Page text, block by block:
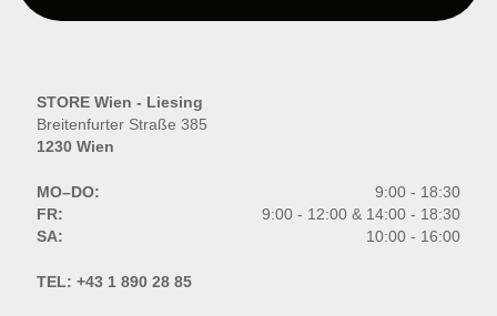
STORE Wien - Liesing
Breitenfurter Straße 385
1230 Wien
MO–DO:
9:00 - 18:30
FR:
9:00 - 12:00 & 14:00 - 18:30
SA:
10:00 - 16:00
TEL: +43 1 890 28 85